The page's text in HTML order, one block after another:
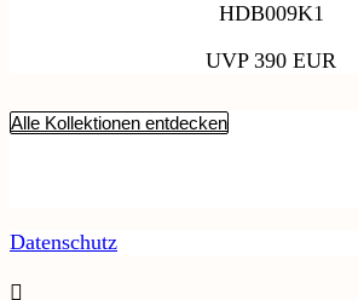
HDB009K1
UVP 390 EUR
Alle Kollektionen entdecken
Datenschutz